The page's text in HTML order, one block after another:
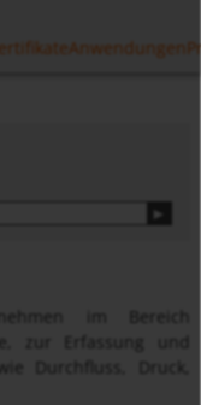
Anwendungen
im Bereich
zur Erfassung und
Durchfluss, Druck,